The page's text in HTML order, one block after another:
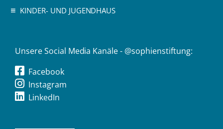
KINDER- UND JUGENDHAUS
Unsere Social Media Kanäle - @sophienstiftung:
Facebook
Instagram
LinkedIn